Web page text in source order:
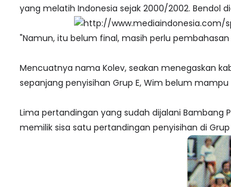
yang melatih Indonesia sejak 2000/2002. Bendol
"Namun, itu belum final, masih perlu pembahasan
Mencuatnya nama Kolev, seakan menegaskan
sepanjang penyisihan Grup E, Wim belum
Lima pertandingan yang sudah dijalani Bambang
memilik sisa satu pertandingan penyisihan di Grup